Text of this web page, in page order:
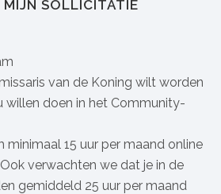
SOLLICITATIE
van de Koning wilt worden
willen doen in het Community-
minimaal 15 uur per maand online
verwachten we dat je in de
gemiddeld 25 uur per maand